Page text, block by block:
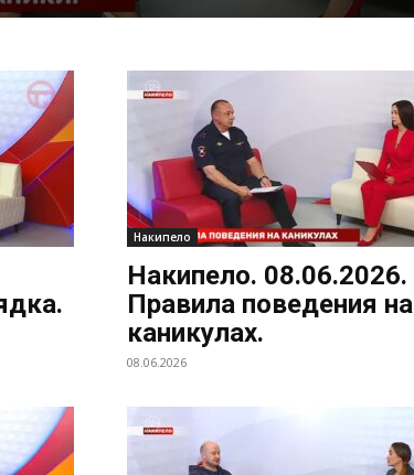
Накипело
Накипело. 08.06.2026.
Правила поведения на
каникулах.
08.06.2026